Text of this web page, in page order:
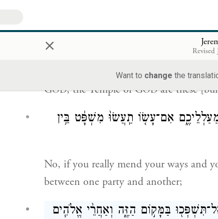
× Revised
Want to change the
יְהֹוָה֙ הֵיכַ֣ל יְהֹוָ֔ה הֵיכַ֥ל יְהֹוָ֖ה
Don’t put your trust in illusions and
GOD, the Temple of GODare these
אִם־עָשׂ֤וֹ תַֽעֲשׂוּ֙ מִשְׁפָּ֔ט בֵּ֥ין
No, if you really mend your ways and
between one party and another;
בַּמָּק֣וֹם הַזֶּ֑ה וְאַחֲרֵ֨י אֱלֹהִ֧ים